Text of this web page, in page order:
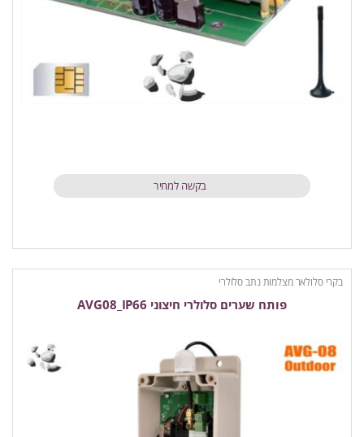
בקשה למחיר
בקרי סלולאר מצלמות נתב סלולרי
פותח שערים סלולרי חיצוני AVG08_IP66